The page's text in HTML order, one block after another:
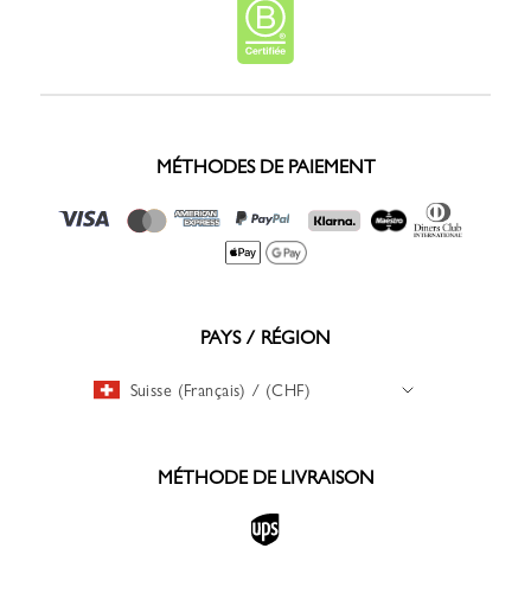
MÉTHODES DE PAIEMENT
PAYS / RÉGION
Suisse (Français) / (CHF)
MÉTHODE DE LIVRAISON